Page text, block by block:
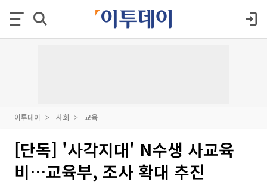
이투데이 사회 교육
[단독] '사각지대' N수생 사교육
비…교육부, 조사 확대 추진